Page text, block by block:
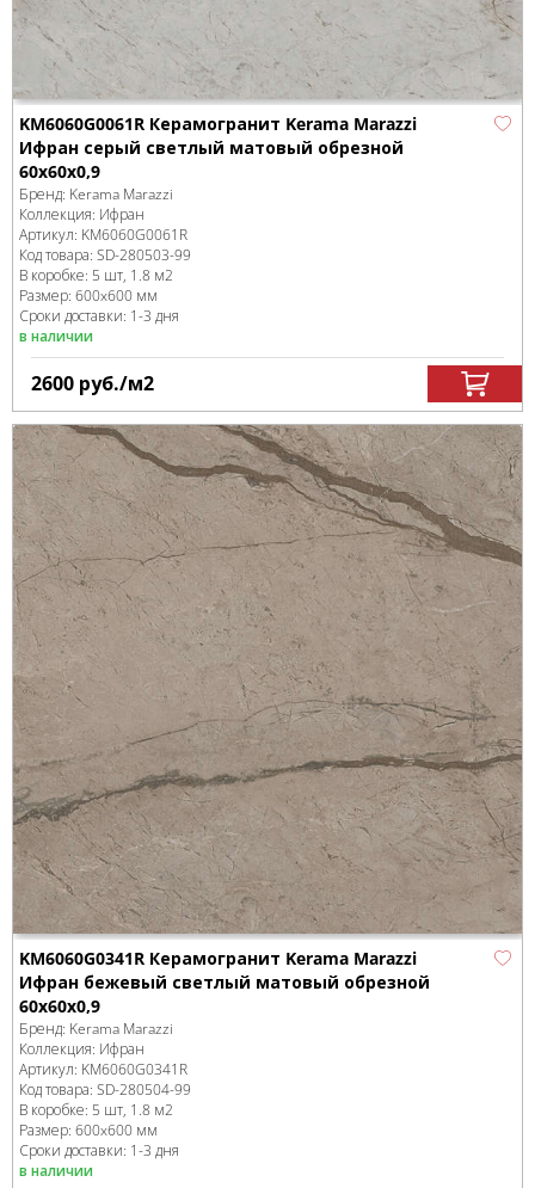
KM6060G0061R Керамогранит Kerama Marazzi
Ифран серый светлый матовый обрезной
60x60x0,9
Бренд: Kerama Marazzi
Коллекция: Ифран
Артикул: KM6060G0061R
Код товара: SD-280503-99
В коробке: 5 шт, 1.8 м2
Размер: 600x600 мм
Сроки доставки: 1-3 дня
в наличии
2600 руб./м2
KM6060G0341R Керамогранит Kerama Marazzi
Ифран бежевый светлый матовый обрезной
60x60x0,9
Бренд: Kerama Marazzi
Коллекция: Ифран
Артикул: KM6060G0341R
Код товара: SD-280504-99
В коробке: 5 шт, 1.8 м2
Размер: 600x600 мм
Сроки доставки: 1-3 дня
в наличии